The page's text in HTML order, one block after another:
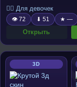
🧍‍♀️ Для девочек
👁 72 ⬇ 51 ★ —
Открыть
3D